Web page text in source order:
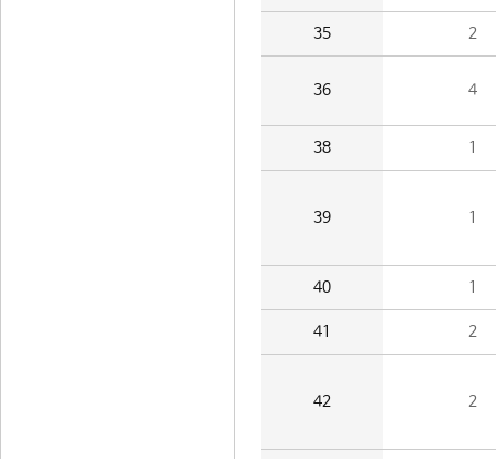
35 2
36 4
38 1
39 1
40 1
41 2
42 2